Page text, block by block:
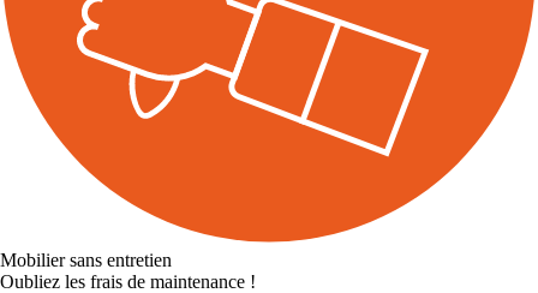
Mobilier sans entretien
Oubliez les frais de maintenance !